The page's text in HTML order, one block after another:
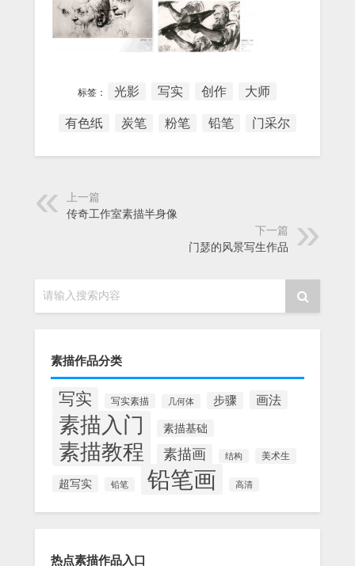
标签： 光影 写实 创作 大师
有色纸 炭笔 粉笔 铅笔 门采尔
上一篇
传奇工作室素描半身像
下一篇
门瑟的风景写生作品
请输入搜索内容
素描作品分类
写实 写实素描 几何体 步骤 画法
素描入门 素描基础
素描教程 素描画 结构 美术生
超写实 铅笔 铅笔画 高清
热点素描作品入口